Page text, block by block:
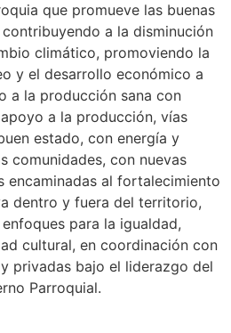
que promueve las buenas
a la disminución
climático, promoviendo la
y el desarrollo económico a
a la producción sana con
a la producción, vías
estado, con energía y
comunidades, con nuevas
encaminadas al fortalecimiento
dentro y fuera del territorio,
para la igualdad,
cultural, en coordinación con
privadas bajo el liderazgo del
Parroquial.